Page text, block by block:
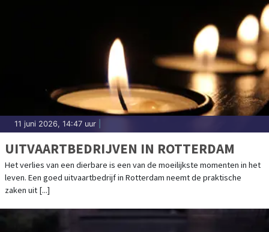
11 juni 2026, 14:47 uur
UITVAARTBEDRIJVEN IN ROTTERDAM
Het verlies van een dierbare is een van de moeilijkste momenten in het
leven. Een goed uitvaartbedrijf in Rotterdam neemt de praktische
zaken uit [...]